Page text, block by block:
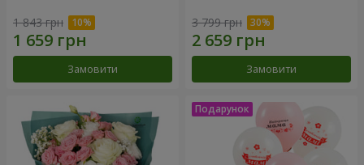
1 843 грн
Замовити
3 799 грн
Замовити